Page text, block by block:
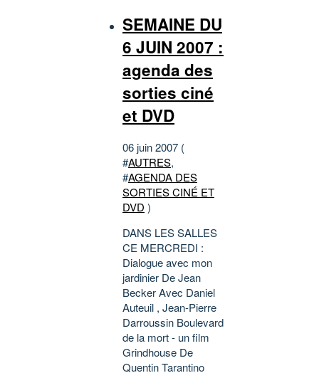
SEMAINE DU
6 JUIN 2007 :
agenda des
sorties ciné
et DVD
06 juin 2007 (
#AUTRES,
#AGENDA DES
SORTIES CINÉ ET
DVD )
DANS LES SALLES
CE MERCREDI :
Dialogue avec mon
jardinier De Jean
Becker Avec Daniel
Auteuil , Jean-Pierre
Darroussin Boulevard
de la mort - un film
Grindhouse De
Quentin Tarantino